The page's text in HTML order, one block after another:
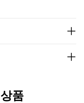
품